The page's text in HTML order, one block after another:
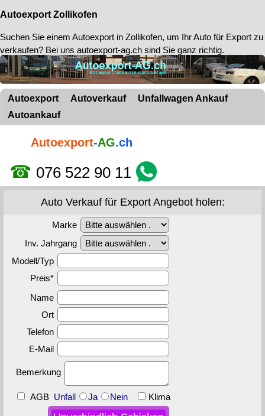
Autoexport Zollikofen
Suchen Sie einem Autoexport in Zollikofen, um Ihr Auto für Export zu
verkaufen? Bei uns autoexport-ag.ch sind Sie ganz richtig.